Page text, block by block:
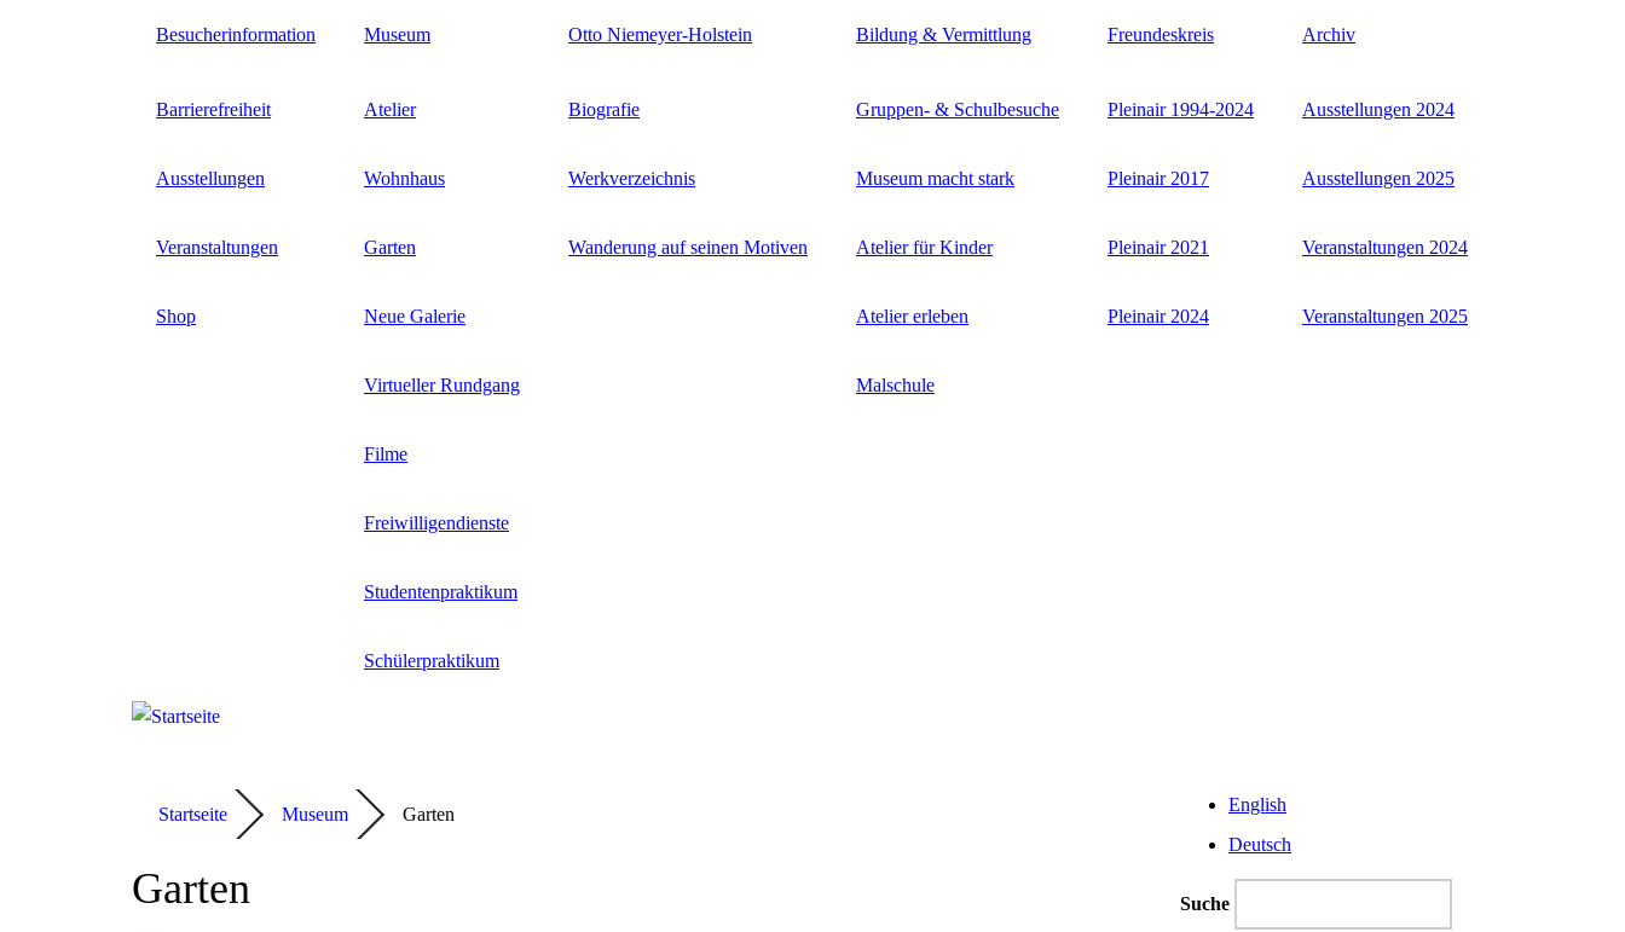
Besucherinformation
Barrierefreiheit
Ausstellungen
Veranstaltungen
Shop
Museum
Atelier
Wohnhaus
Garten
Neue Galerie
Virtueller Rundgang
Filme
Freiwilligendienste
Studentenpraktikum
Schülerpraktikum
Otto Niemeyer-Holstein
Biografie
Werkverzeichnis
Wanderung auf seinen Motiven
Bildung & Vermittlung
Gruppen- & Schulbesuche
Museum macht stark
Atelier für Kinder
Atelier erleben
Malschule
Freundeskreis
Pleinair 1994-2024
Pleinair 2017
Pleinair 2021
Pleinair 2024
Archiv
Ausstellungen 2024
Ausstellungen 2025
Veranstaltungen 2024
Veranstaltungen 2025
Startseite Museum Garten
Garten
English
Deutsch
Suche